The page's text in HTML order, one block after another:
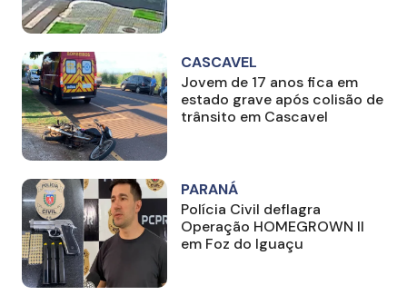
CASCAVEL
Jovem de 17 anos fica em
estado grave após colisão de
trânsito em Cascavel
PARANÁ
Polícia Civil deflagra
Operação HOMEGROWN II
em Foz do Iguaçu